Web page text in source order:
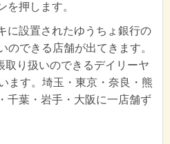
を押します。
に設置されたゆうちょ銀行の
のできる店舗が出てきます。
取り扱いのできるデイリーヤ
ます。埼玉・東京・奈良・熊
千葉・岩手・大阪に一店舗ず